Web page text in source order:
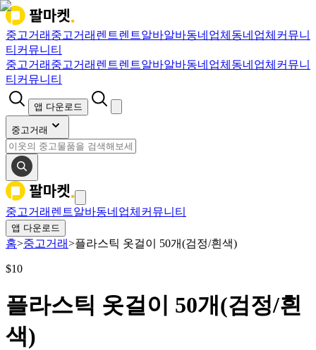
중고거래 중고거래 렌트렌트알바알바동네업체 동네업체 커뮤니
티 커뮤니티
중고거래 중고거래 렌트렌트알바알바동네업체 동네업체 커뮤니
티 커뮤니티
앱 다운로드
중고거래
중고거래 렌트알바동네업체 커뮤니티
앱 다운로드
홈>중고거래>플라스틱 옷걸이 50개(검정/흰색)
$10
플라스틱 옷걸이 50개(검정/흰
색)